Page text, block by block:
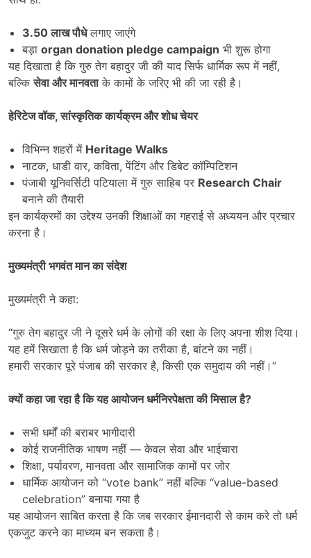
3.50लाख पौधेलगाए जाएंगे
बड़ा organ donation pledge campaign भी शुरू होगा
यह दिखाता है कि गुरु तेग बहादुर जी की याद सिर्फ धार्मिक रूप में नहीं,
बल्किसेवा और मानवताके कामों के जरिए भी की जा रही है।
हेरिटेज वॉक,सांस्कृतिक कार्यक्रम और शोध चेयर
विभिन्न शहरों में Heritage Walks
नाटक, धाडी वार, कविता, पेंटिंग और डिबेट कॉम्पिटिशन
पंजाबी यूनिवर्सिटी पटियाला में गुरु साहिब पर Research Chair
बनाने की तैयारी
इन कार्यक्रमों का उद्देश्य उनकी शिक्षाओं का गहराई से अध्ययन और प्रचार
करना है।
मुख्यमंत्री भगवंत मान का संदेश
मुख्यमंत्री ने कहा:
“गुरु तेग बहादुर जी ने दूसरे धर्म के लोगों की रक्षा के लिए अपना शीश दिया।
यह हमें सिखाता है कि धर्म जोड़ने का तरीका है, बांटने का नहीं।
हमारी सरकार पूरे पंजाब की सरकार है, किसी एक समुदाय की नहीं।”
क्यों कहा जा रहा है कि यह आयोजन धर्मनिरपेक्षता की मिसाल है?
सभी धर्मों की बराबर भागीदारी
कोई राजनीतिक भाषण नहीं — केवल सेवा और भाईचारा
शिक्षा, पर्यावरण, मानवता और सामाजिक कामों पर जोर
धार्मिक आयोजन को “vote bank” नहीं बल्कि “value-based
celebration” बनाया गया है
यह आयोजन साबित करता है कि जब सरकार ईमानदारी से काम करे तो धर्म
एकजुट करने का माध्यम बन सकता है।